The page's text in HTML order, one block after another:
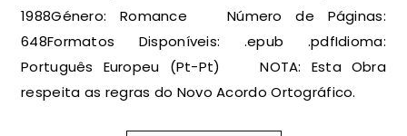
1988Género: Romance Número de Páginas:
648Formatos Disponíveis: .epub .pdfIdioma:
Português Europeu (Pt-Pt) NOTA: Esta Obra
respeita as regras do Novo Acordo Ortográfico.